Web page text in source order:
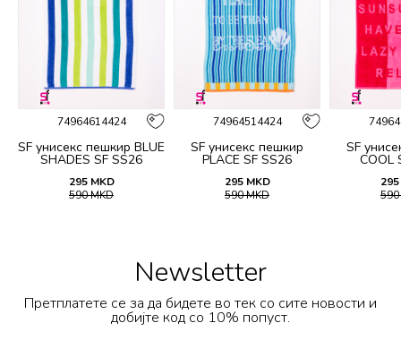
74964614424
SF унисекс пешкир BLUE
SHADES SF SS26
295 MKD
590MKD
74964514424
SF унисекс пешкир
PLACE SF SS26
295 MKD
590MKD
SF
COOL
295
590
Newsletter
Претплатете се за да бидете во тек со сите новости и
добијте код со 10% попуст.